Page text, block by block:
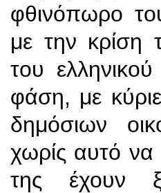
φθινόπωρο
με την κρίση
του
φάση, με
δημόσιων
χωρίς αυτό να
της έχουν